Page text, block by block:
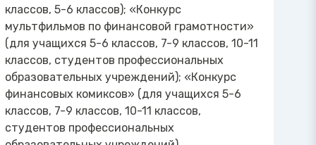
классов, 5-6 классов); «Конкурс
мультфильмов по финансовой грамотности»
(для учащихся 5-6 классов, 7-9 классов, 10-11
классов, студентов профессиональных
образовательных учреждений); «Конкурс
финансовых комиксов» (для учащихся 5-6
классов, 7-9 классов, 10-11 классов,
студентов профессиональных